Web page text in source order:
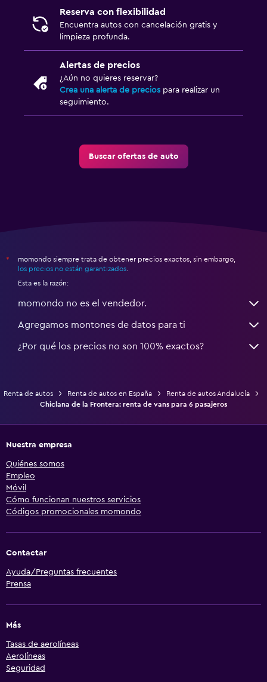
Reserva con flexibilidad
Encuentra autos con cancelación gratis y
limpieza profunda.
Alertas de precios
¿Aún no quieres reservar?
Crea una alerta de precios para realizar un
seguimiento.
Buscar ofertas de auto
*
momondo siempre trata de obtener precios exactos, sin embargo,
los precios no están garantizados.
Esta es la razón:
momondo no es el vendedor.
Agregamos montones de datos para ti
¿Por qué los precios no son 100% exactos?
Renta de autos Renta de autos en España
Renta de autos Andalucía
Chiclana de la Frontera: renta de vans para 6 pasajeros
Nuestra empresa
Quiénes somos
Empleo
Móvil
Cómo funcionan nuestros servicios
Códigos promocionales momondo
Contactar
Ayuda/Preguntas frecuentes
Prensa
Más
Tasas de aerolíneas
Aerolíneas
Seguridad